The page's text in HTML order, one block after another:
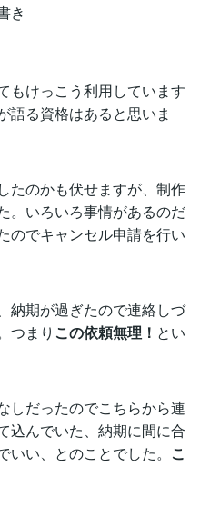
き
もけっこう利用しています
語る資格はあると思いま
たのかも伏せますが、制作
。いろいろ事情があるのだ
のでキャンセル申請を行い
納期が過ぎたので連絡しづ
つまり この依頼無理！ とい
しだったのでこちらから連
込んでいた、納期に間に合
い、とのことでした。 こ